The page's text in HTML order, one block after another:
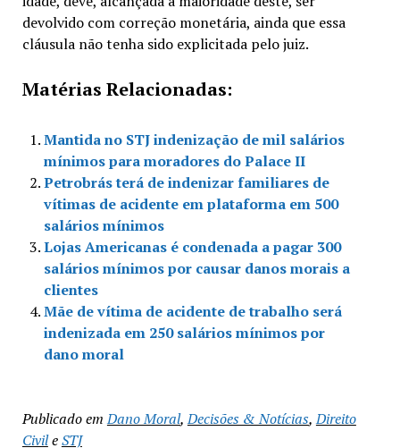
devolvido com correção monetária, ainda que essa
cláusula não tenha sido explicitada pelo juiz.
Matérias Relacionadas:
Mantida no STJ indenização de mil salários
mínimos para moradores do Palace II
Petrobrás terá de indenizar familiares de
vítimas de acidente em plataforma em 500
salários mínimos
Lojas Americanas é condenada a pagar 300
salários mínimos por causar danos morais a
clientes
Mãe de vítima de acidente de trabalho será
indenizada em 250 salários mínimos por
dano moral
Publicado em Dano Moral,Decisões & Notícias,Direito
CivileSTJ